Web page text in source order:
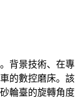
背景技術、在專
的數控磨床。該
輪臺的旋轉角度